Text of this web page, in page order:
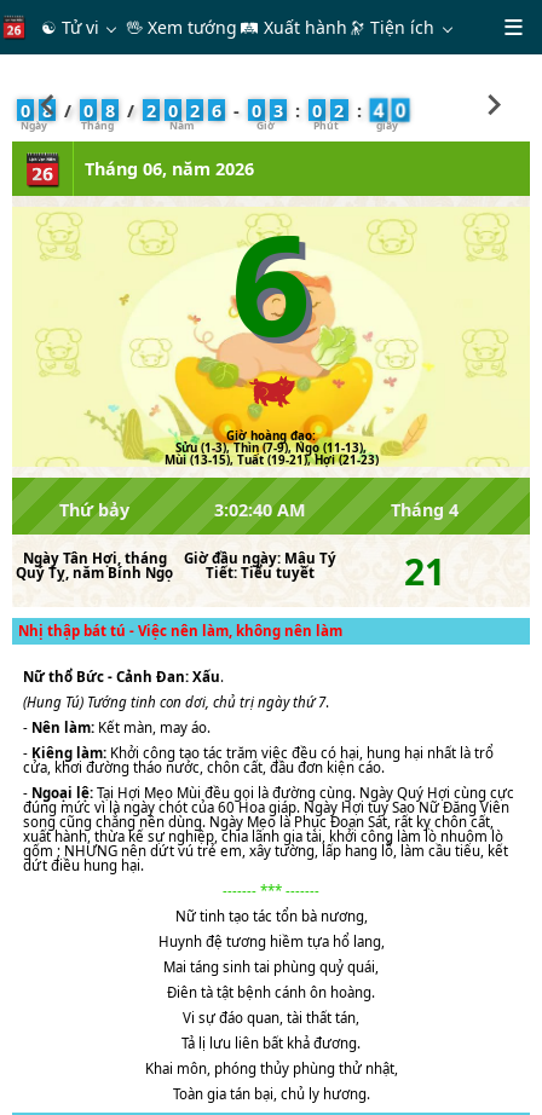
☯ Tử vi 🖖 Xem tướng 🛤 Xuất hành 🔭Tiện ích
0 8 / 0 8 / 2 0 2 6 - 0 3 : 0 2 : 4 0
Tháng 06, năm 2026
6
Giờ hoàng đạo:
Sửu (1-3), Thìn (7-9), Ngọ (11-13),
Mùi (13-15), Tuất (19-21), Hợi (21-23)
Thứ bảy 3:02:40 AM Tháng 4
Ngày Tân Hợi , tháng
Quý Tỵ , nămBính Ngọ
Giờ đầu ngày: Mậu Tý
Tiết: Tiểu tuyết 21
Nhị thập bát tú - Việc nên làm, không nên làm
Nữ thổ Bức - Cảnh Đan: Xấu.
(Hung Tú) Tướng tinh con dơi, chủ trị ngày thứ 7.
- Nên làm: Kết màn, may áo.
- Kiêng làm: Khởi công tạo tác trăm việc đều có hại, hung hại nhất là trổ
cửa, khơi đường tháo nước, chôn cất, đầu đơn kiện cáo.
- Ngoại lệ: Tại Hợi Mẹo Mùi đều gọi là đường cùng. Ngày Quý Hợi cùng cực
đúng mức vì là ngày chót của 60 Hoa giáp. Ngày Hợi tuy Sao Nữ Đăng Viên
song cũng chẳng nên dùng. Ngày Mẹo là Phục Đoạn Sát, rất kỵ chôn cất,
xuất hành, thừa kế sự nghiệp, chia lãnh gia tài, khởi công làm lò nhuộm lò
gốm ; NHƯNG nên dứt vú trẻ em, xây tường, lấp hang lỗ, làm cầu tiêu, kết
dứt điều hung hại.
------- *** -------
Nữ tinh tạo tác tổn bà nương,
Huynh đệ tương hiềm tựa hổ lang,
Mai táng sinh tai phùng quỷ quái,
Điên tà tật bệnh cánh ôn hoàng.
Vi sự đáo quan, tài thất tán,
Tả lị lưu liên bất khả đương.
Khai môn, phóng thủy phùng thử nhật,
Toàn gia tán bại, chủ ly hương.